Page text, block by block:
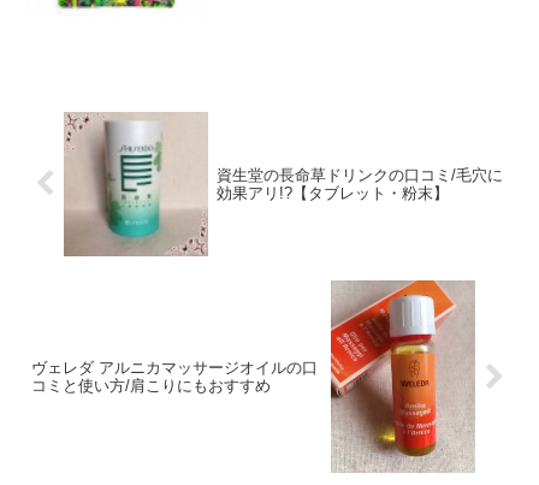
資生堂の長命草ドリンクの口コミ/毛穴に
効果アリ!?【タブレット・粉末】
ヴェレダ アルニカマッサージオイルの口
コミと使い方/肩こりにもおすすめ